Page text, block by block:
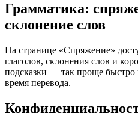
Грамматика:
склонение слов
На странице «Спряжение»
глаголов, склонения слов и
подсказки — так проще
время перевода.